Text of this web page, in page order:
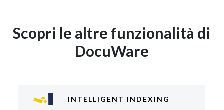
Scopri le altre funzionalità di
DocuWare
INTELLIGENT INDEXING